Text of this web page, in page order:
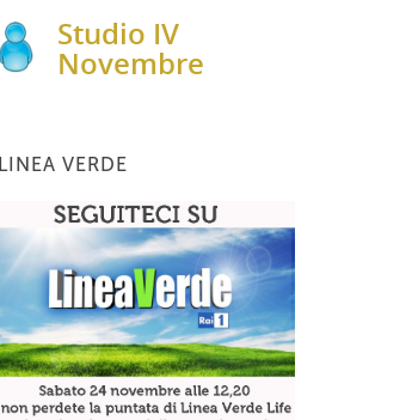
Studio IV
Novembre
LINEA VERDE